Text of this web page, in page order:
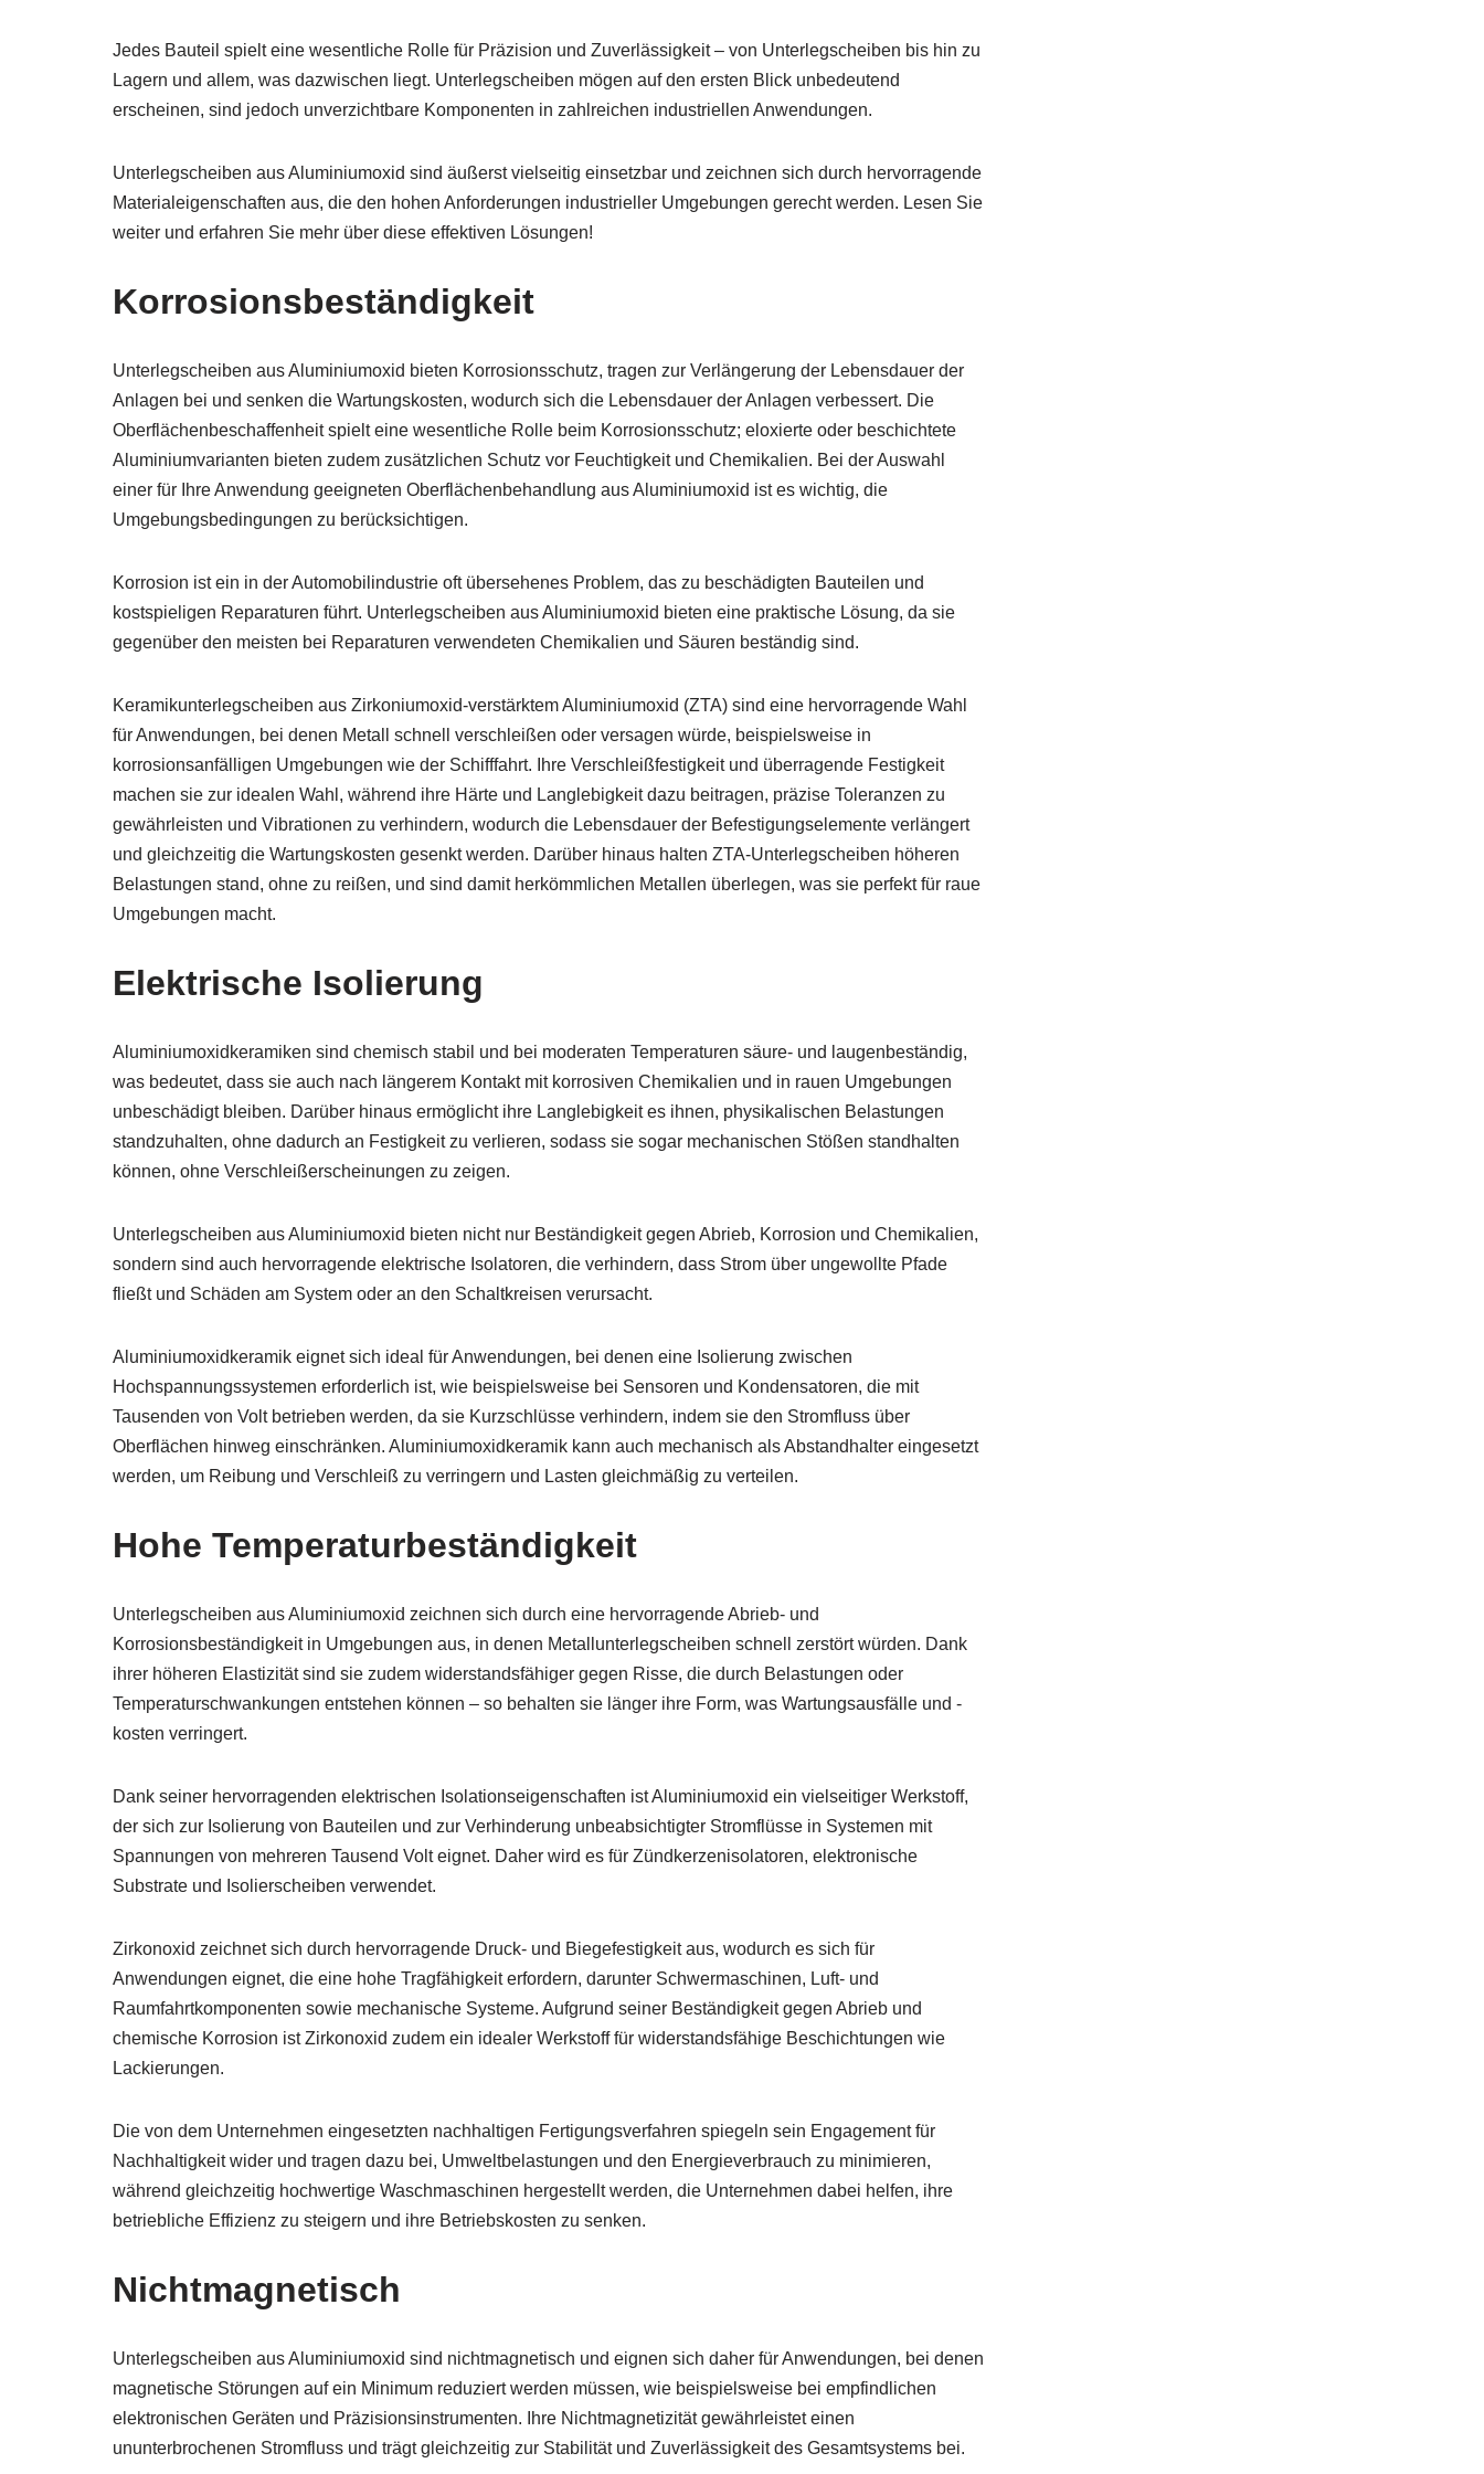
Jedes Bauteil spielt eine wesentliche Rolle für Präzision und Zuverlässigkeit – von Unterlegscheiben bis hin zu
Lagern und allem, was dazwischen liegt. Unterlegscheiben mögen auf den ersten Blick unbedeutend
erscheinen, sind jedoch unverzichtbare Komponenten in zahlreichen industriellen Anwendungen.
Unterlegscheiben aus Aluminiumoxid sind äußerst vielseitig einsetzbar und zeichnen sich durch hervorragende
Materialeigenschaften aus, die den hohen Anforderungen industrieller Umgebungen gerecht werden. Lesen Sie
weiter und erfahren Sie mehr über diese effektiven Lösungen!
Korrosionsbeständigkeit
Unterlegscheiben aus Aluminiumoxid bieten Korrosionsschutz, tragen zur Verlängerung der Lebensdauer der
Anlagen bei und senken die Wartungskosten, wodurch sich die Lebensdauer der Anlagen verbessert. Die
Oberflächenbeschaffenheit spielt eine wesentliche Rolle beim Korrosionsschutz; eloxierte oder beschichtete
Aluminiumvarianten bieten zudem zusätzlichen Schutz vor Feuchtigkeit und Chemikalien. Bei der Auswahl
einer für Ihre Anwendung geeigneten Oberflächenbehandlung aus Aluminiumoxid ist es wichtig, die
Umgebungsbedingungen zu berücksichtigen.
Korrosion ist ein in der Automobilindustrie oft übersehenes Problem, das zu beschädigten Bauteilen und
kostspieligen Reparaturen führt. Unterlegscheiben aus Aluminiumoxid bieten eine praktische Lösung, da sie
gegenüber den meisten bei Reparaturen verwendeten Chemikalien und Säuren beständig sind.
Keramikunterlegscheiben aus Zirkoniumoxid-verstärktem Aluminiumoxid (ZTA) sind eine hervorragende Wahl
für Anwendungen, bei denen Metall schnell verschleißen oder versagen würde, beispielsweise in
korrosionsanfälligen Umgebungen wie der Schifffahrt. Ihre Verschleißfestigkeit und überragende Festigkeit
machen sie zur idealen Wahl, während ihre Härte und Langlebigkeit dazu beitragen, präzise Toleranzen zu
gewährleisten und Vibrationen zu verhindern, wodurch die Lebensdauer der Befestigungselemente verlängert
und gleichzeitig die Wartungskosten gesenkt werden. Darüber hinaus halten ZTA-Unterlegscheiben höheren
Belastungen stand, ohne zu reißen, und sind damit herkömmlichen Metallen überlegen, was sie perfekt für raue
Umgebungen macht.
Elektrische Isolierung
Aluminiumoxidkeramiken sind chemisch stabil und bei moderaten Temperaturen säure- und laugenbeständig,
was bedeutet, dass sie auch nach längerem Kontakt mit korrosiven Chemikalien und in rauen Umgebungen
unbeschädigt bleiben. Darüber hinaus ermöglicht ihre Langlebigkeit es ihnen, physikalischen Belastungen
standzuhalten, ohne dadurch an Festigkeit zu verlieren, sodass sie sogar mechanischen Stößen standhalten
können, ohne Verschleißerscheinungen zu zeigen.
Unterlegscheiben aus Aluminiumoxid bieten nicht nur Beständigkeit gegen Abrieb, Korrosion und Chemikalien,
sondern sind auch hervorragende elektrische Isolatoren, die verhindern, dass Strom über ungewollte Pfade
fließt und Schäden am System oder an den Schaltkreisen verursacht.
Aluminiumoxidkeramik eignet sich ideal für Anwendungen, bei denen eine Isolierung zwischen
Hochspannungssystemen erforderlich ist, wie beispielsweise bei Sensoren und Kondensatoren, die mit
Tausenden von Volt betrieben werden, da sie Kurzschlüsse verhindern, indem sie den Stromfluss über
Oberflächen hinweg einschränken. Aluminiumoxidkeramik kann auch mechanisch als Abstandhalter eingesetzt
werden, um Reibung und Verschleiß zu verringern und Lasten gleichmäßig zu verteilen.
Hohe Temperaturbeständigkeit
Unterlegscheiben aus Aluminiumoxid zeichnen sich durch eine hervorragende Abrieb- und
Korrosionsbeständigkeit in Umgebungen aus, in denen Metallunterlegscheiben schnell zerstört würden. Dank
ihrer höheren Elastizität sind sie zudem widerstandsfähiger gegen Risse, die durch Belastungen oder
Temperaturschwankungen entstehen können – so behalten sie länger ihre Form, was Wartungsausfälle und -
kosten verringert.
Dank seiner hervorragenden elektrischen Isolationseigenschaften ist Aluminiumoxid ein vielseitiger Werkstoff,
der sich zur Isolierung von Bauteilen und zur Verhinderung unbeabsichtigter Stromflüsse in Systemen mit
Spannungen von mehreren Tausend Volt eignet. Daher wird es für Zündkerzenisolatoren, elektronische
Substrate und Isolierscheiben verwendet.
Zirkonoxid zeichnet sich durch hervorragende Druck- und Biegefestigkeit aus, wodurch es sich für
Anwendungen eignet, die eine hohe Tragfähigkeit erfordern, darunter Schwermaschinen, Luft- und
Raumfahrtkomponenten sowie mechanische Systeme. Aufgrund seiner Beständigkeit gegen Abrieb und
chemische Korrosion ist Zirkonoxid zudem ein idealer Werkstoff für widerstandsfähige Beschichtungen wie
Lackierungen.
Die von dem Unternehmen eingesetzten nachhaltigen Fertigungsverfahren spiegeln sein Engagement für
Nachhaltigkeit wider und tragen dazu bei, Umweltbelastungen und den Energieverbrauch zu minimieren,
während gleichzeitig hochwertige Waschmaschinen hergestellt werden, die Unternehmen dabei helfen, ihre
betriebliche Effizienz zu steigern und ihre Betriebskosten zu senken.
Nichtmagnetisch
Unterlegscheiben aus Aluminiumoxid sind nichtmagnetisch und eignen sich daher für Anwendungen, bei denen
magnetische Störungen auf ein Minimum reduziert werden müssen, wie beispielsweise bei empfindlichen
elektronischen Geräten und Präzisionsinstrumenten. Ihre Nichtmagnetizität gewährleistet einen
ununterbrochenen Stromfluss und trägt gleichzeitig zur Stabilität und Zuverlässigkeit des Gesamtsystems bei.